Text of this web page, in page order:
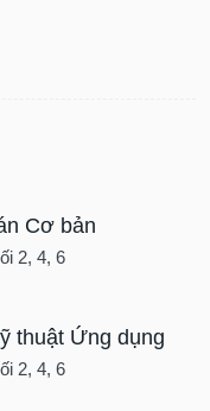
Cơ bản
2, 4, 6
thuật Ứng dụng
2, 4, 6